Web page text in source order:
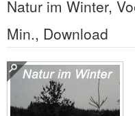
Serie ENTSPANNUNG
Natur im Winter,
Min., Download